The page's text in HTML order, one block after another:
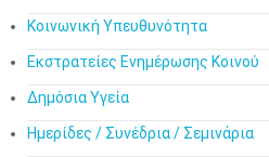
Κοινωνική Υπευθυνότητα
Εκστρατείες Ενημέρωσης Κοινού
Δημόσια Υγεία
Ημερίδες / Συνέδρια / Σεμινάρια